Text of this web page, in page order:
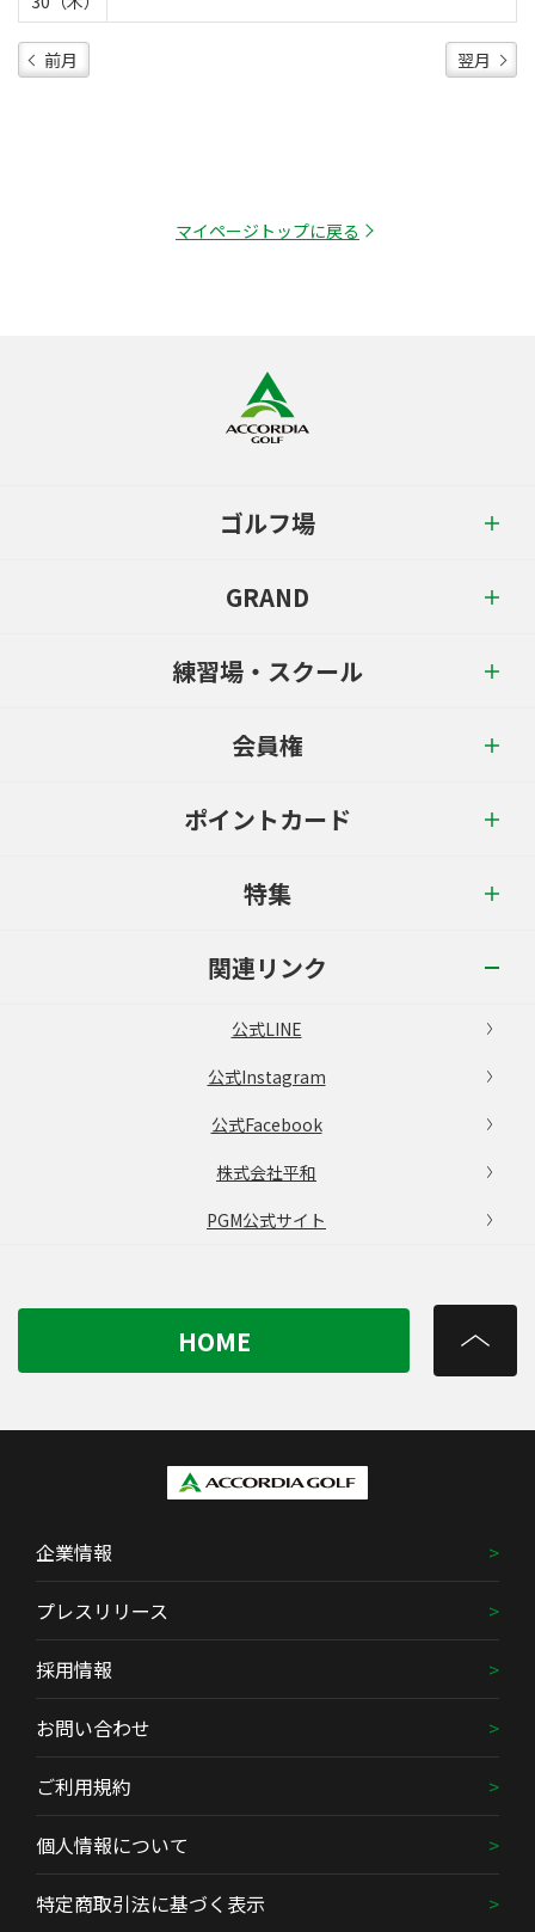
前月 翌月
マイページトップに戻る
ゴルフ場
GRAND
練習場・スクール
会員権
ポイントカード
特集
関連リンク
公式LINE
公式Instagram
公式Facebook
株式会社平和
PGM公式サイト
HOME
企業情報
プレスリリース
採用情報
お問い合わせ
ご利用規約
個人情報について
特定商取引法に基づく表示